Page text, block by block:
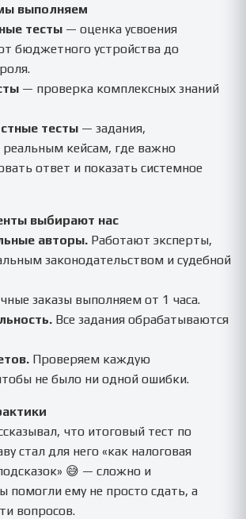
выполняем
тесты — оценка усвоения
бюджетного устройства до
— проверка комплексных знаний
тесты — задания,
кейсам, где важно
ответ и показать системное
выбирают нас
авторы. Работают эксперты,
законодательством и судебной
заказы выполняем от 1 часа.
Все задания обрабатываются
Проверяем каждую
не было ни одной ошибки.
что итоговый тест по
стал для него «как налоговая
😅 — сложно и
помогли ему не просто сдать, а
вопросов.